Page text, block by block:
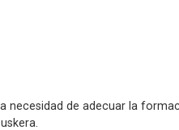
necesidad de adecuar la